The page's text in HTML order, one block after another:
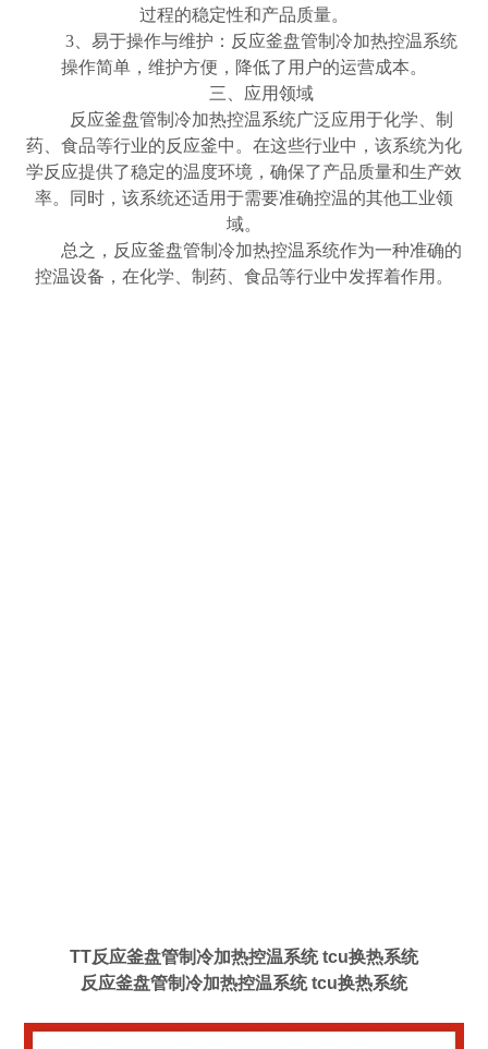
过程的稳定性和产品质量。
3、易于操作与维护：反应釜盘管制冷加热控温系统
操作简单，维护方便，降低了用户的运营成本。
三、应用领域
反应釜盘管制冷加热控温系统广泛应用于化学、制
药、食品等行业的反应釜中。在这些行业中，该系统为化
学反应提供了稳定的温度环境，确保了产品质量和生产效
率。同时，该系统还适用于需要准确控温的其他工业领
域。
总之，反应釜盘管制冷加热控温系统作为一种准确的
控温设备，在化学、制药、食品等行业中发挥着作用。
TT反应釜盘管制冷加热控温系统 tcu换热系统
反应釜盘管制冷加热控温系统 tcu换热系统